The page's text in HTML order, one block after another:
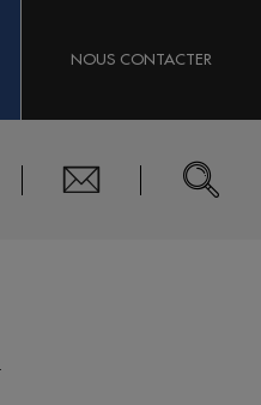
NOUS CONTACTER